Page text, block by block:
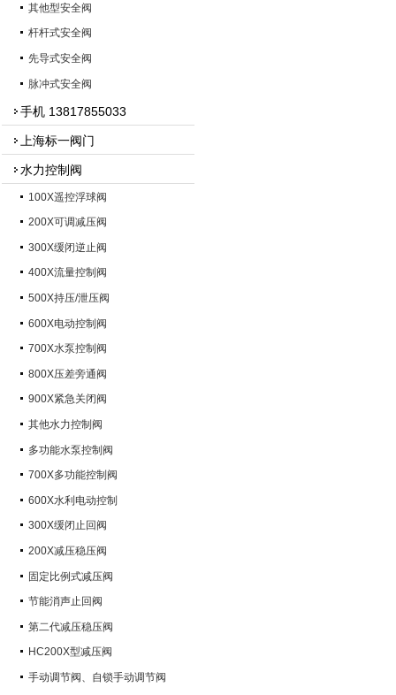
其他型安全阀
杆杆式安全阀
先导式安全阀
脉冲式安全阀
手机 13817855033
上海标一阀门
水力控制阀
100X遥控浮球阀
200X可调减压阀
300X缓闭逆止阀
400X流量控制阀
500X持压/泄压阀
600X电动控制阀
700X水泵控制阀
800X压差旁通阀
900X紧急关闭阀
其他水力控制阀
多功能水泵控制阀
700X多功能控制阀
600X水利电动控制
300X缓闭止回阀
200X减压稳压阀
固定比例式减压阀
节能消声止回阀
第二代减压稳压阀
HC200X型减压阀
手动调节阀、自锁手动调节阀